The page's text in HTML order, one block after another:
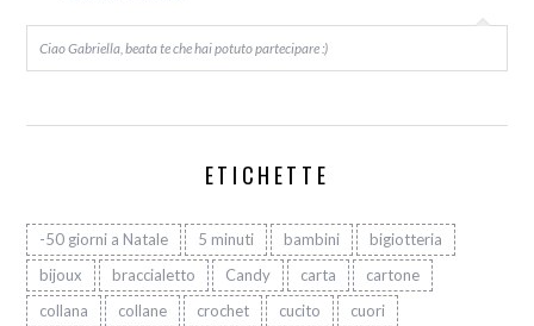
Ciao Gabriella, beata te che hai potuto partecipare :)
ETICHETTE
-50 giorni a Natale 5 minuti bambini
bigiotteria
bijoux
braccialetto Candy carta
cartone
collana
collane crochet cucito
cuori